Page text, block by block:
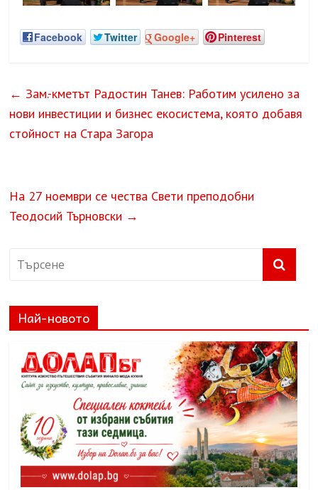
Facebook Twitter Google+ Pinterest
← Зам.-кметът Радостин Танев: Работим усилено за
нови инвестиции и бизнес екосистема, която добавя
стойност на Стара Загора
На 27 ноември се чества Свети преподобни
Теодосий Търновски →
Най-новото